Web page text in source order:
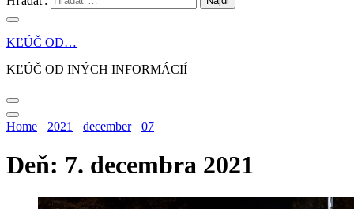
KĽÚČ OD…
KĽÚČ OD INÝCH INFORMÁCIÍ
Home 2021 december 07
Deň: 7. decembra 2021